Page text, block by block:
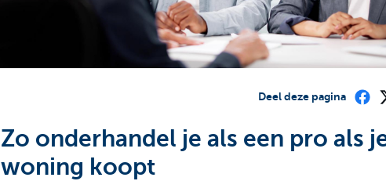
Deel deze pagina
Zo onderhandel je als een pro als
woning koopt